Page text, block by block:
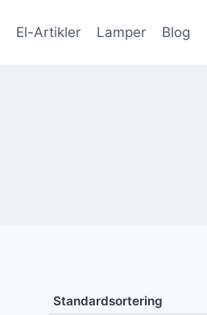
El-Artikler Lamper Blog